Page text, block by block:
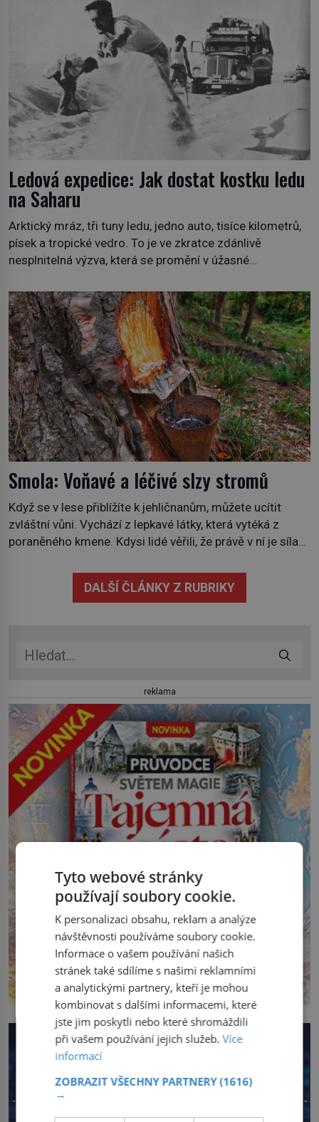
1778), jenže v Asii o něm ví už celá staletí. Zvíře
připomíná jelena, v kohoutku dosahuje […]
Ledová expedice: Jak dostat kostku ledu
na Saharu
Arktický mráz, tři tuny ledu, jedno auto, tisíce kilometrů,
písek a tropické vedro. To je ve zkratce zdánlivě
nesplnitelná výzva, která se promění v úžasné
na podzim 1958 jako hec. Rádio Luxembourg přichází s
neobvyklou výzvou. Tomu, kdo dokáže dopravit ze
severního polárního kruhu na […]
Smola: Voňavé a léčivé slzy stromů
Když se v lese přiblížíte k jehličnanům, můžete ucítit
zvláštní vůni. Vychází z lepkavé látky, která vytéká z
poraněného kmene. Kdysi lidé věřili, že právě v ní je síla
lidstvo pracovalo. Chrání strom před infekcí, hmyzem a
vysycháním. Dá se říct, že je to přírodní […]
DALŠÍ ČLÁNKY Z RUBRIKY
reklama
Tyto webové stránky
používají soubory cookie.
K personalizaci obsahu, reklam a analýze
návštěvnosti používáme soubory cookie.
Informace o vašem používání našich
stránek také sdílíme s našimi reklamními
a analytickými partnery, kteří je mohou
kombinovat s dalšími informacemi, které
jste jim poskytli nebo které shromáždili
při vašem používání jejich služeb.Více
informací
ZOBRAZIT VŠECHNY PARTNERY(1616)
→